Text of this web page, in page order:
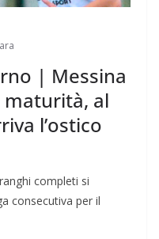
| Messina
al
l’ostico
completi si
consecutiva per il